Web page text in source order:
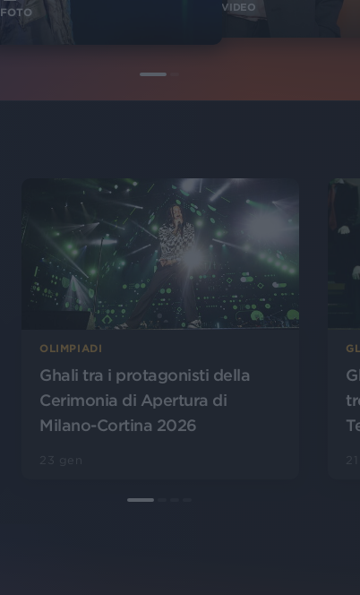
FOTO VIDEO
OLIMPIADI
Ghali tra i protagonisti della
Cerimonia di Apertura di
Milano-Cortina 2026